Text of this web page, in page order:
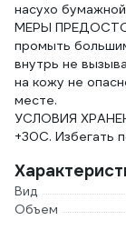
насухо
МЕРЫ
промыть
внутрь не
на кожу не
месте.
УСЛОВИЯ
+30С. Избегать
Вид
Объем